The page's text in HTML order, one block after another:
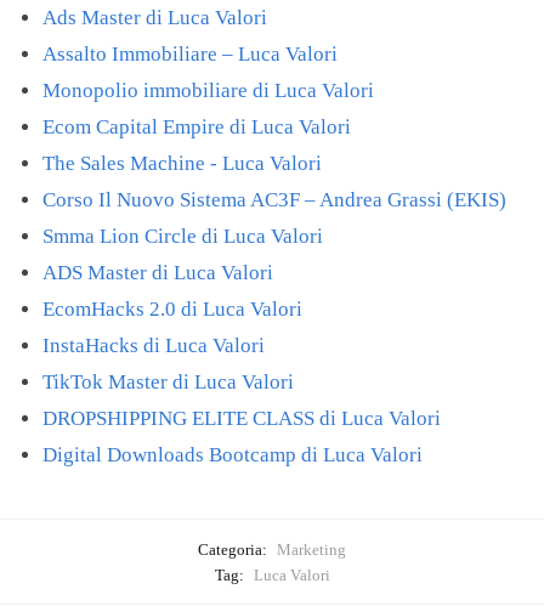
Ads Master di Luca Valori
Assalto Immobiliare – Luca Valori
Monopolio immobiliare di Luca Valori
Ecom Capital Empire di Luca Valori
The Sales Machine - Luca Valori
Corso Il Nuovo Sistema AC3F – Andrea Grassi (EKIS)
Smma Lion Circle di Luca Valori
ADS Master di Luca Valori
EcomHacks 2.0 di Luca Valori
InstaHacks di Luca Valori
TikTok Master di Luca Valori
DROPSHIPPING ELITE CLASS di Luca Valori
Digital Downloads Bootcamp di Luca Valori
Categoria: Marketing
Tag: Luca Valori